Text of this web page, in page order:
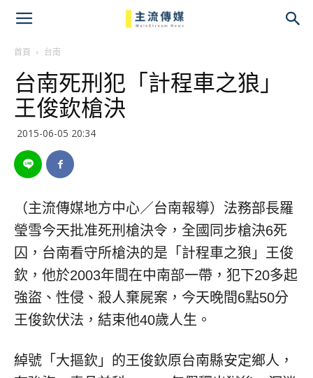
首頁 台南
台南死刑犯「計程車之狼」
王俊欽槍決
2015-06-05 20:34
（主流傳媒地方中心／台南報導）法務部長羅
瑩雪今天批准死刑槍決令，全國同步槍決6死
囚，台南看守所槍決的是「計程車之狼」王俊
欽，他於2003年間在中南部一帶，犯下20多起
強盜、性侵、殺人棄屍案，今天晚間6點50分
王俊欽伏法，結束他40歲人生。
綽號「大摳欽」的王俊欽原台南縣安定鄉人，